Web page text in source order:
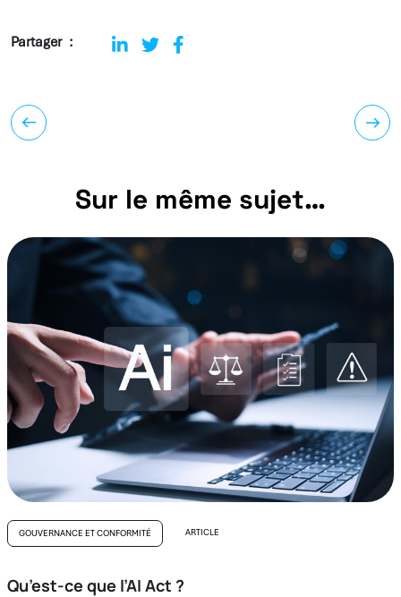
Partager
Sur le même sujet…
GOUVERNANCE ET CONFORMITÉ ARTICLE
Qu’est-ce que l’AI Act ?